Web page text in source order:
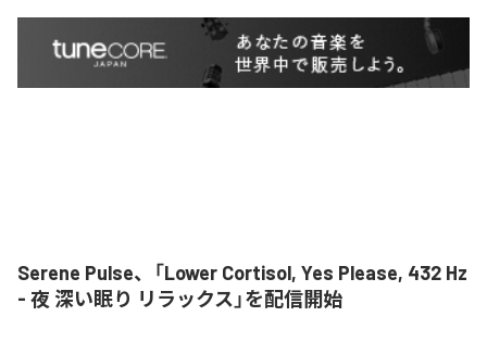
Serene Pulse、「Lower Cortisol, Yes Please, 432 Hz
- 夜 深い眠り リラックス」を配信開始